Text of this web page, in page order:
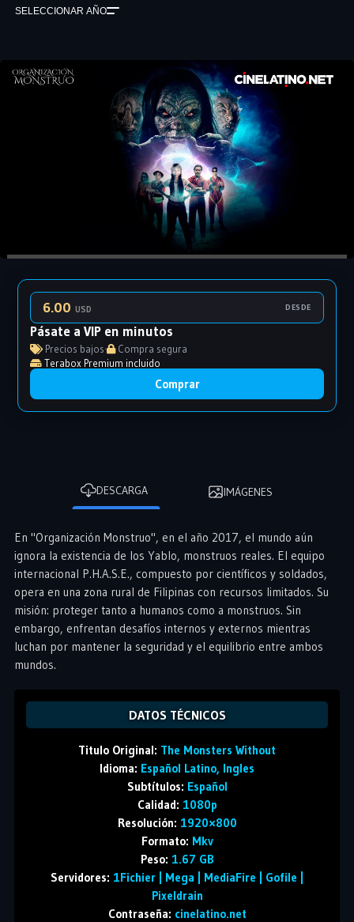
SELECCIONAR AÑO
6.00USD DESDE
Pásate a VIP en minutos
Precios bajos·
Compra segura
Terabox Premium incluido
Comprar
DESCARGA IMÁGENES
En "Organización Monstruo", en el año 2017, el mundo aún
ignora la existencia de los Yablo, monstruos reales. El equipo
internacional P.H.A.S.E., compuesto por científicos y soldados,
opera en una zona rural de Filipinas con recursos limitados. Su
misión: proteger tanto a humanos como a monstruos. Sin
embargo, enfrentan desafíos internos y externos mientras
luchan por mantener la seguridad y el equilibrio entre ambos
mundos.
DATOS TÉCNICOS
Titulo Original: The Monsters Without
Idioma: Español Latino, Ingles
Subtítulos: Español
Calidad: 1080p
Resolución: 1920×800
Formato: Mkv
Peso: 1.67 GB
Servidores: 1Fichier | Mega | MediaFire | Gofile |
Pixeldrain
Contraseña: cinelatino.net